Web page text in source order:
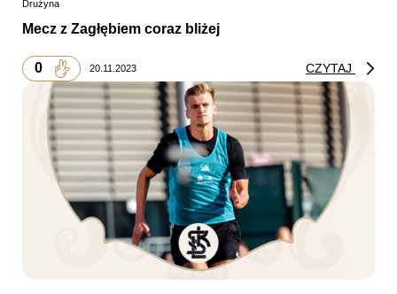
Drużyna
Mecz z Zagłębiem coraz bliżej
0 20.11.2023 CZYTAJ